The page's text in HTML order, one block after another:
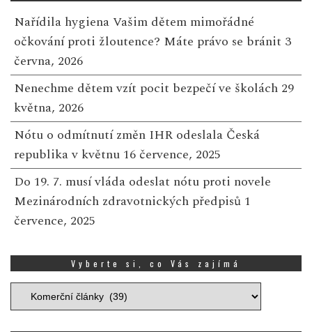
Nařídila hygiena Vašim dětem mimořádné
očkování proti žloutence? Máte právo se bránit 3
června, 2026
Nenechme dětem vzít pocit bezpečí ve školách 29
května, 2026
Nótu o odmítnutí změn IHR odeslala Česká
republika v květnu 16 července, 2025
Do 19. 7. musí vláda odeslat nótu proti novele
Mezinárodních zdravotnických předpisů 1
července, 2025
Vyberte si, co Vás zajímá
Vyberte
si,